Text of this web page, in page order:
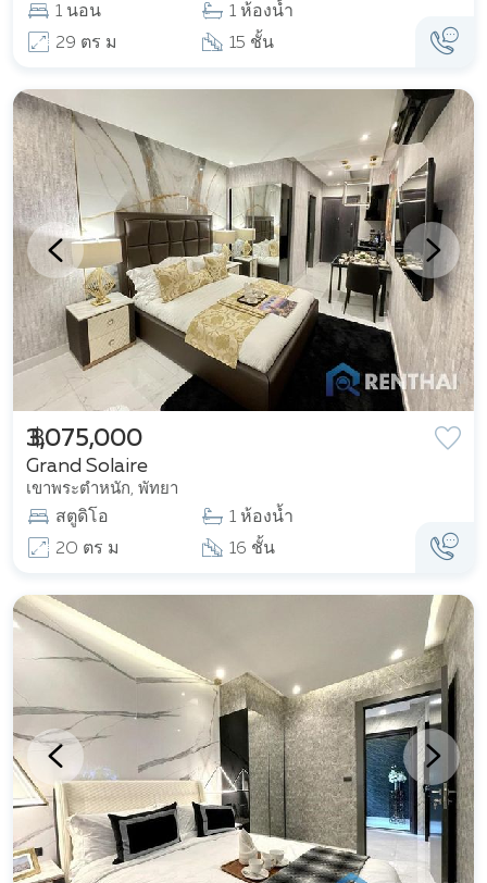
1 นอน
1 ห้องน้ำ
29 ตร ม
15 ชั้น
Grand Solaire
เขาพระตำหนัก, พัทยา
฿ 3,075,000
สตูดิโอ
1 ห้องน้ำ
20 ตร ม
16 ชั้น